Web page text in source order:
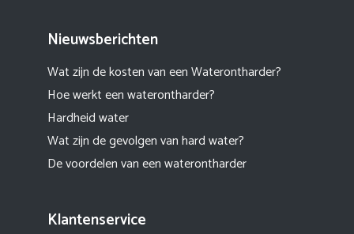
Nieuwsberichten
Wat zijn de kosten van een Waterontharder?
Hoe werkt een waterontharder?
Hardheid water
Wat zijn de gevolgen van hard water?
De voordelen van een waterontharder
Klantenservice